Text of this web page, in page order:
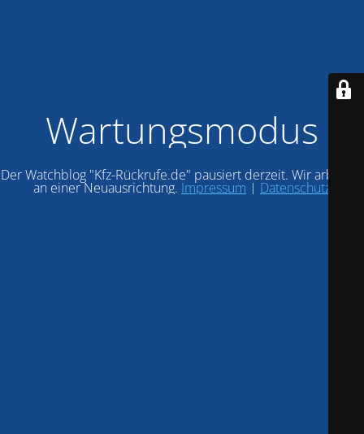
Wartungsmodus
Der Watchblog "Kfz-Rückrufe.de" pausiert derzeit. Wir arbeiten
an einer Neuausrichtung. Impressum | Datenschutz